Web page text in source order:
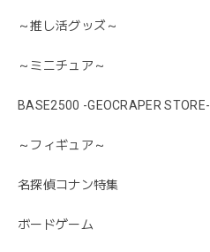
～推し活グッズ～
～ミニチュア～
BASE2500 -GEOCRAPER STORE-
～フィギュア～
名探偵コナン特集
ボードゲーム